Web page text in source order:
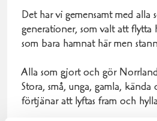
Det har vi gemensamt med alla
generationer, som valt att flytta
som bara hamnat här men
Alla som gjort och gör
Stora, små, unga, gamla,
förtjänar att lyftas fram och